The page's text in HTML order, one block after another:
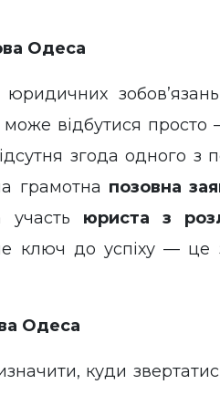
Одеса
може відбутися
згода одного з
грамотна позовна
участь юриста з
ключ до успіху — це
Одеса
куди